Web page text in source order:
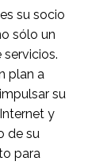
su socio
sólo un
plan a
su
y
de su
para